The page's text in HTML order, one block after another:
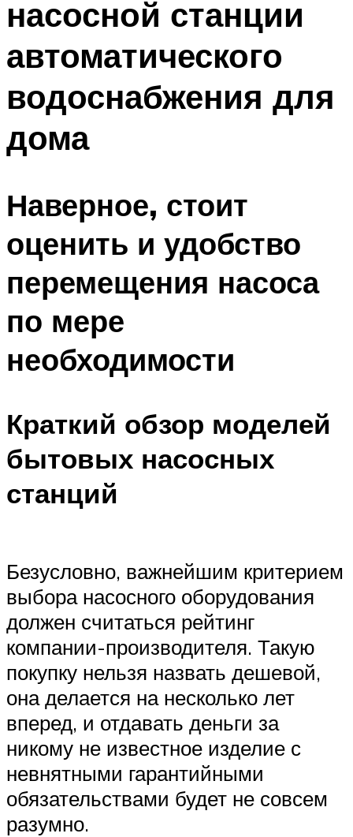
насосной станции
автоматического
водоснабжения для
дома
Наверное, стоит
оценить и удобство
перемещения насоса
по мере
необходимости
Краткий обзор моделей
бытовых насосных
станций
Безусловно, важнейшим критерием
выбора насосного оборудования
должен считаться рейтинг
компании-производителя. Такую
покупку нельзя назвать дешевой,
она делается на несколько лет
вперед, и отдавать деньги за
никому не известное изделие с
невнятными гарантийными
обязательствами будет не совсем
разумно.